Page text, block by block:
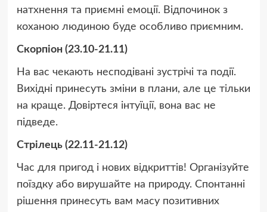
натхнення та приємні емоції. Відпочинок з
коханою людиною буде особливо приємним.
Скорпіон (23.10-21.11)
На вас чекають несподівані зустрічі та події.
Вихідні принесуть зміни в плани, але це тільки
на краще. Довіртеся інтуїції, вона вас не
підведе.
Стрілець (22.11-21.12)
Час для пригод і нових відкриттів! Організуйте
поїздку або вирушайте на природу. Спонтанні
рішення принесуть вам масу позитивних